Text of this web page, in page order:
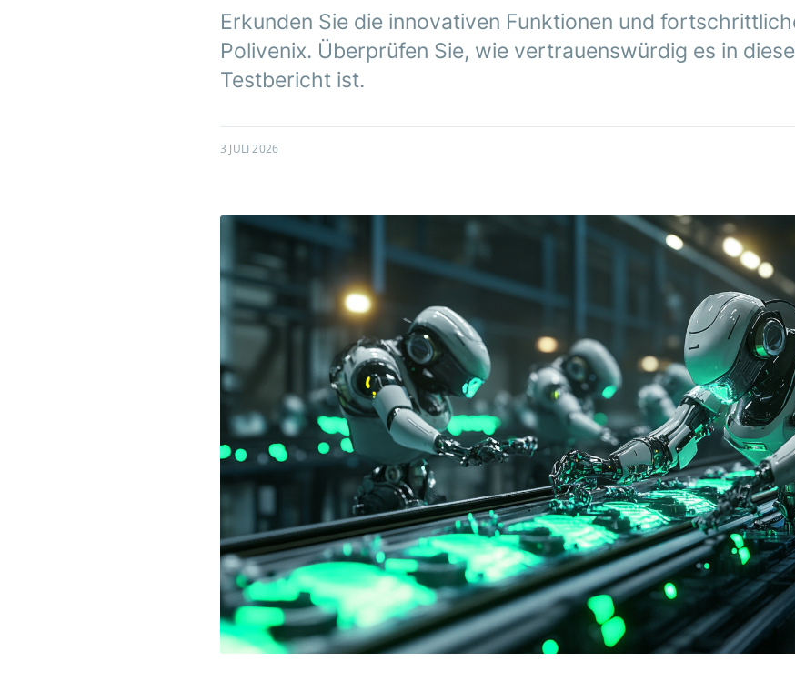
Erkunden Sie die innovativen Funktionen und
Polivenix. Überprüfen Sie, wie vertrauenswürdig es in
Testbericht ist.
3 JULI 2026